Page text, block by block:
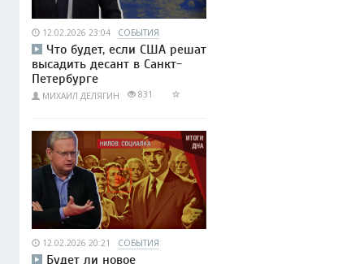
12.02.2026 23:04 СОБЫТИЯ
Что будет, если США решат
высадить десант в Санкт-
Петербурге
МИХАИЛ ДЕЛЯГИН 831
12.02.2026 20:21 СОБЫТИЯ
Будет ли новое